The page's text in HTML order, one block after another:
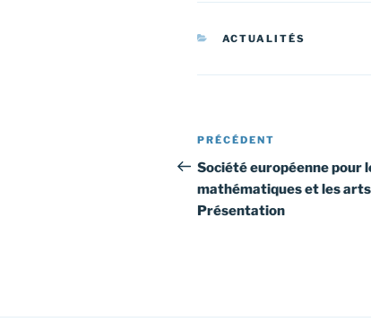
CATÉGORIES
ACTUALITÉS
Navigation
de
l’article
Article
précédent
PRÉCÉDENT
Société européenne pour
mathématiques et les
Présentation